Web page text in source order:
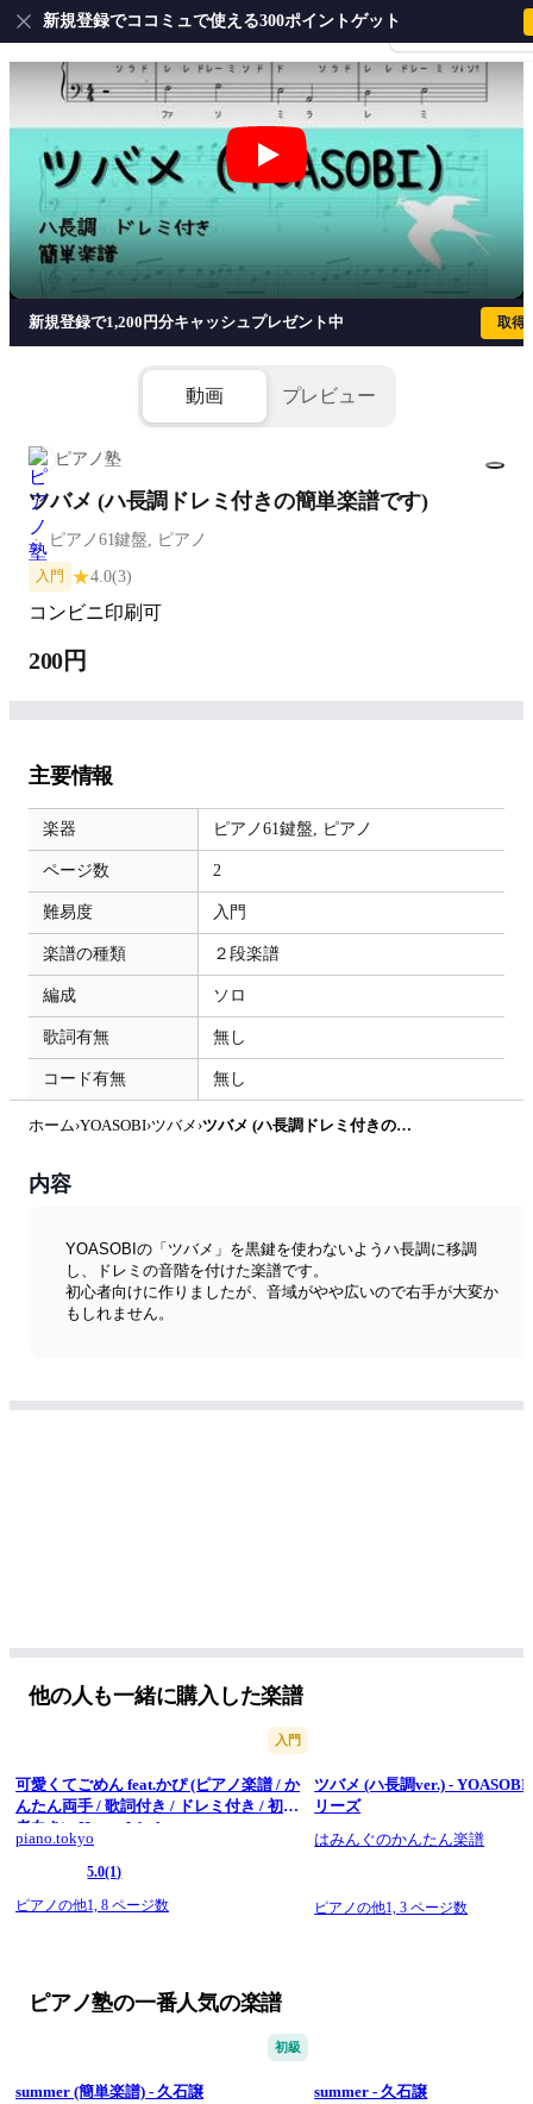
会員登録・ログイ
新規登録でココミュで使える300ポイントゲット
ツバメ (ハ長調ドレミ付きの簡単楽譜
新規登録で1,200円分キャッシュプレゼント中 取得
動画 プレビュー
ピアノ塾
ツバメ (ハ長調ドレミ付きの簡単楽譜です)
ピアノ61鍵盤, ピアノ
入門 ★4.0(3)
コンビニ印刷可
200円
主要情報
楽器 ピアノ61鍵盤, ピアノ
ページ数 2
難易度 入門
楽譜の種類 ２段楽譜
編成 ソロ
歌詞有無 無し
コード有無 無し
ホーム›YOASOBI›ツバメ › ツバメ (ハ長調ドレミ付きの簡単楽譜です) by ピアノ塾
内容
YOASOBIの「ツバメ」を黒鍵を使わないようハ長調に移調
し、ドレミの音階を付けた楽譜です。
初心者向けに作りましたが、音域がやや広いので右手が大変か
もしれません。
他の人も一緒に購入した楽譜
入門
可愛くてごめん feat.かぴ (ピアノ楽譜 / か
んたん両手 / 歌詞付き / ドレミ付き / 初心
者向き) - Honey Works
piano.tokyo
5.0(1)
ピアノの他1, 8 ページ数
ツバメ (ハ長調ver.) - YOASOBI
リーズ
はみんぐのかんたん楽譜
ピアノの他1,3 ページ数
ピアノ塾の一番人気の楽譜
初級
summer (簡単楽譜) - 久石譲 summer - 久石譲